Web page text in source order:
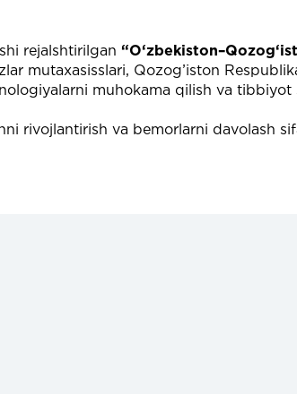
rejalshtirilgan
mutaxasisslari, Qozog’iston
muhokama qilish va
rivojlantirish va bemorlarni davolash